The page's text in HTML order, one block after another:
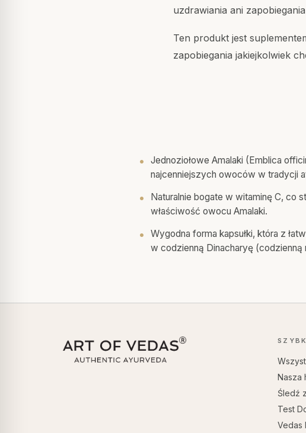
uzdrawiania ani
Ten produkt jest
zapobiegania jakiejkolwiek
Jednoziołowe Amalaki (Emblica
najcenniejszych owoców w tradycji
Naturalnie bogate w witaminę C, co
właściwość owocu Amalaki.
Wygodna forma kapsułki, która z
w codzienną Dinacharyę (codzienną
Nasza
Śledź
Test
Vedas